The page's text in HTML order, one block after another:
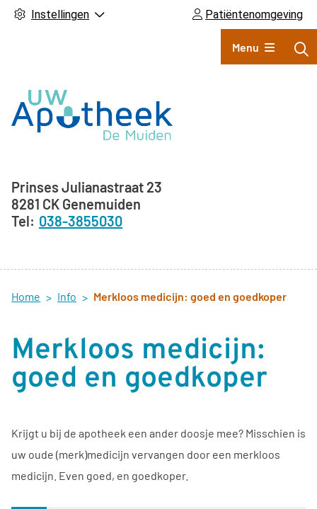
Instellingen Patiëntenomgeving
Hoofdmenu
Menu
Adresgegevens
Prinses Julianastraat 23
8281 CK Genemuiden
038-3855030
Home Info Merkloos medicijn: goed en goedkoper
Merkloos medicijn:
goed en goedkoper
Krijgt u bij de apotheek een ander doosje mee? Misschien is
uw oude (merk)medicijn vervangen door een merkloos
medicijn. Even goed, en goedkoper.